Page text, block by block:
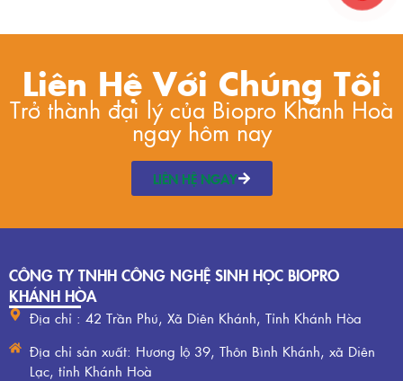
Liên Hệ Với Chúng Tôi
Trở thành đại lý của Biopro Khánh Hoà
ngay hôm nay
LIÊN HỆ NGAY
CÔNG TY TNHH CÔNG NGHỆ SINH HỌC BIOPRO
KHÁNH HÒA
Địa chỉ : 42 Trần Phú, Xã Diên Khánh, Tỉnh Khánh Hòa
Địa chỉ sản xuất: Hương lộ 39, Thôn Bình Khánh, xã Diên
Lạc, tỉnh Khánh Hoà